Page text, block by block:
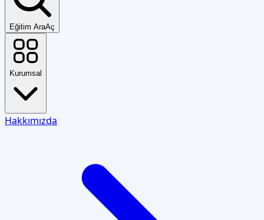
Eğitim AraAç
Kurumsal
Hakkımızda